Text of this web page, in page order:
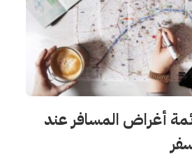
أغراض المسافر عند